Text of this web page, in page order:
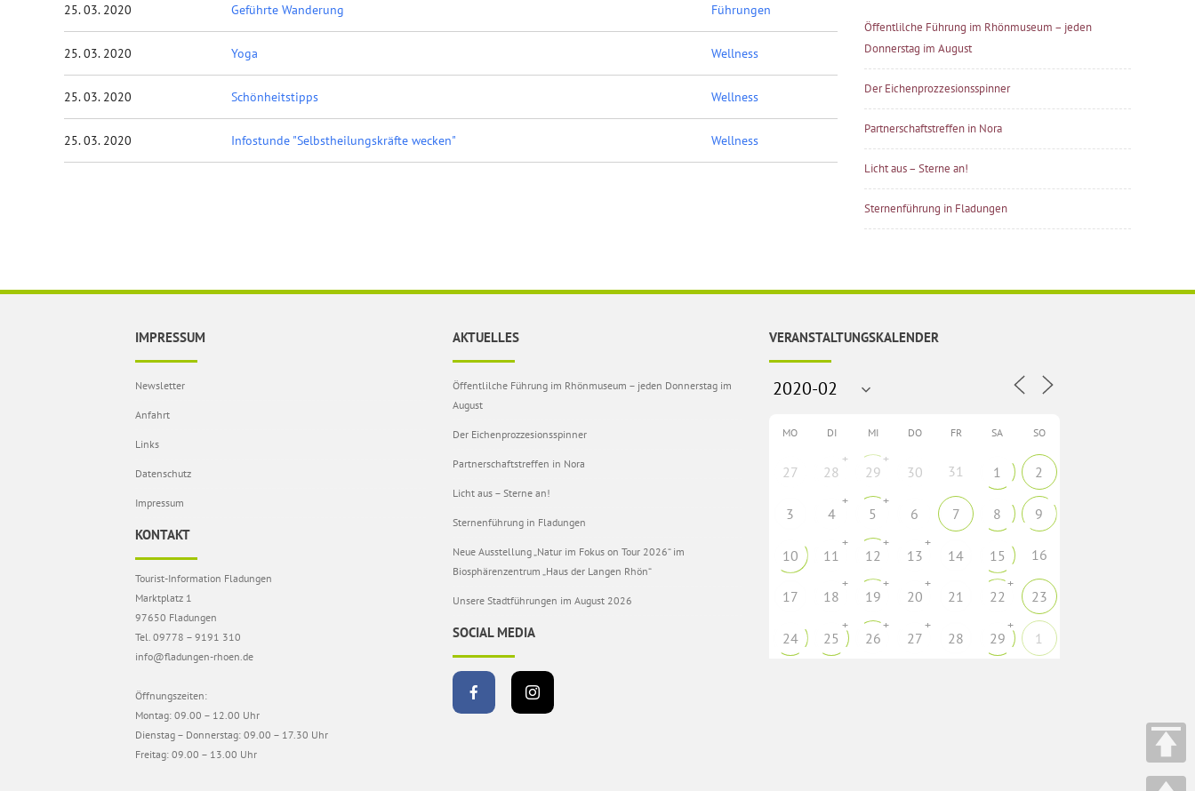
25. 03. 2020 Geführte Wanderung Führungen
25. 03. 2020 Yoga Wellness
25. 03. 2020 Schönheitstipps Wellness
25. 03. 2020 Infostunde "Selbstheilungskräfte wecken" Wellness
Öffentlilche Führung im Rhönmuseum – jeden
Donnerstag im August
Der Eichenprozzesionsspinner
Partnerschaftstreffen in Nora
Licht aus – Sterne an!
Sternenführung in Fladungen
IMPRESSUM
Newsletter
Anfahrt
Links
Datenschutz
Impressum
KONTAKT
Tourist-Information Fladungen
Marktplatz 1
97650 Fladungen
Tel. 09778 – 9191 310
info@fladungen-rhoen.de
Öffnungszeiten:
Montag: 09.00 – 12.00 Uhr
Dienstag – Donnerstag: 09.00 – 17.30 Uhr
Freitag: 09.00 – 13.00 Uhr
AKTUELLES
Öffentlilche Führung im Rhönmuseum – jeden Donnerstag im
August
Der Eichenprozzesionsspinner
Partnerschaftstreffen in Nora
Licht aus – Sterne an!
Sternenführung in Fladungen
Neue Ausstellung „Natur im Fokus on Tour 2026“ im
Biosphärenzentrum „Haus der Langen Rhön“
Unsere Stadtführungen im August 2026
SOCIAL MEDIA
VERANSTALTUNGSKALENDER
MO DI MI DO FR SA SO
27 28
+
29
+
30 31 1 2
3 4
+
5
+
6 7 8 9
10 11
+
12
+
13
+
14 15 16
17 18
+
19
+
20
+
21 22
+
23
24 25
+
26
+
27
+
28 29
+
1